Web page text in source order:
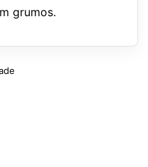
grumos.